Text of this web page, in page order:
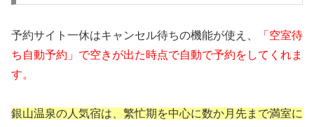
予約サイト一休はキャンセル待ちの機能が使え、
「空室待
ち自動予約」で空きが出た時点で自動で予約をしてくれま
す。
銀山温泉の人気宿は、繁忙期を中心に数か月先まで満室に